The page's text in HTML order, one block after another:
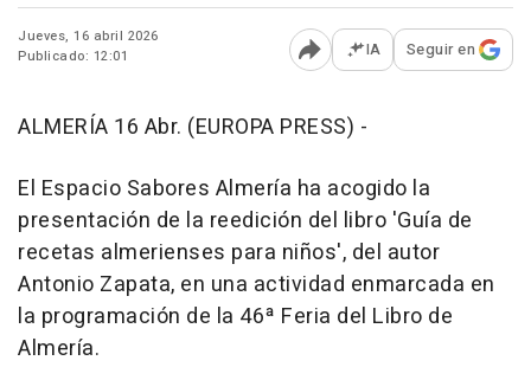
Jueves, 16 abril 2026
Publicado: 12:01
Abrir opciones para
IA Seguir en
ALMERÍA 16 Abr. (EUROPA PRESS) -
El Espacio Sabores Almería ha acogido la
presentación de la reedición del libro 'Guía de
recetas almerienses para niños', del autor
Antonio Zapata, en una actividad enmarcada en
la programación de la 46ª Feria del Libro de
Almería.